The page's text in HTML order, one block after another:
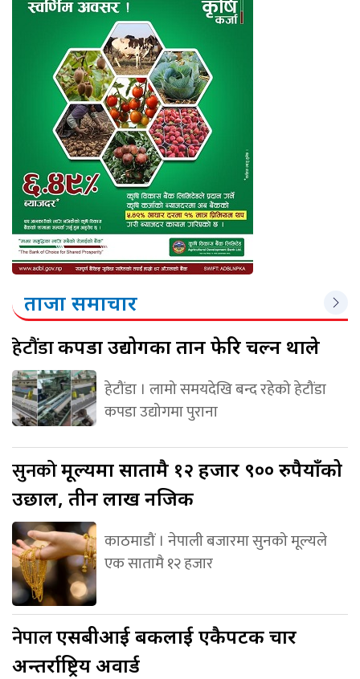
ताजा समाचार
हेटौंडाकपडा उद्योगका तान फेरि चल्न थाले
हेटौंडा । लामो समयदेखि बन्द रहेको हेटौंडा
कपडा उद्योगमा पुराना
सुनकोमूल्यमा सातामै १२ हजार ९०० रुपैयाँको
उछाल, तीन लाख नजिक
काठमाडौं । नेपाली बजारमा सुनको मूल्यले
एक सातामै १२ हजार
नेपालएसबीआई बैंकलाई एकैपटक चार
अन्तर्राष्ट्रिय अवार्ड